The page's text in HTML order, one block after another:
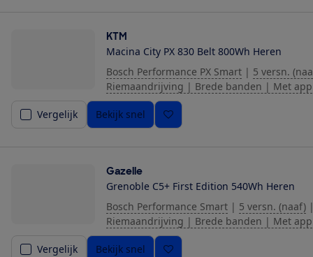
KTM
Macina City PX 830 Belt 800Wh Heren
Bosch Performance PX Smart | 5 versn.
Riemaandrijving | Brede banden | Met app
Vergelijk Bekijk snel
Gazelle
Grenoble C5+ First Edition 540Wh Heren
Bosch Performance Smart | 5 versn. (naaf)
Riemaandrijving | Brede banden | Met app
Vergelijk Bekijk snel